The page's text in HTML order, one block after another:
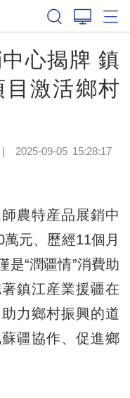
心揭牌 鎮
激活鄉村
2025-09-05 15:28:17
農特産品展銷中
元、歷經11個月
是“潤疆情”消費助
鎮江産業援疆在
力鄉村振興的道
疆協作、促進鄉